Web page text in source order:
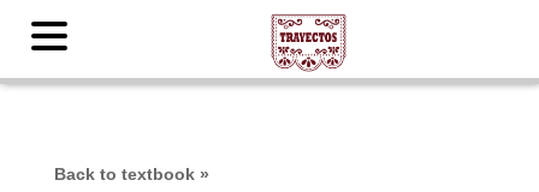
Back to textbook»